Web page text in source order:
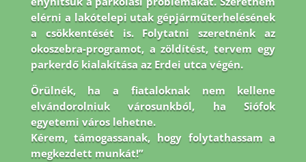
elérni a lakótelepi utak gépjárműterhelésének
a csökkentését is. Folytatni szeretnénk az
okoszebra-programot, a zöldítést, tervem egy
parkerdő kialakítása az Erdei utca végén.
Örülnék, ha a fiataloknak nem kellene
elvándorolniuk városunkból, ha Siófok
egyetemi város lehetne.
Kérem, támogassanak, hogy folytathassam a
megkezdett munkát!”